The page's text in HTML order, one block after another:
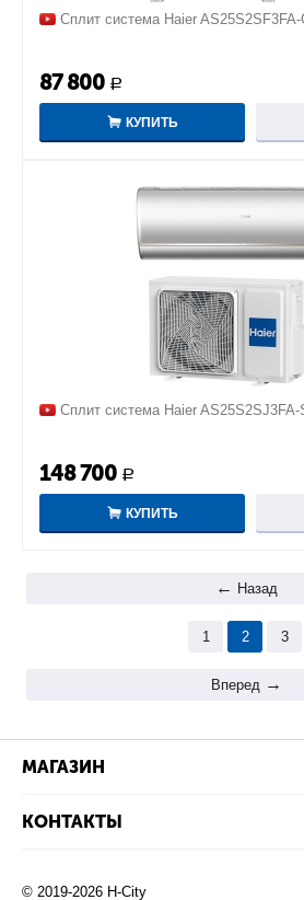
Сплит система Haier
87 800 Р
КУПИТЬ
Сплит система Haier
148 700 Р
КУПИТЬ
Назад
1 2 3
Вперед
МАГАЗИН
КОНТАКТЫ
© 2019-2026 H-City